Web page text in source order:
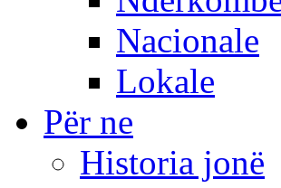
Nacionale
Lokale
Për ne
Historia jonë